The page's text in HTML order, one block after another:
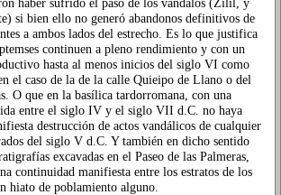
si bien ello no generó abandonos definitivos de
a ambos lados del estrecho. Es lo que justifica
continuen a pleno rendimiento y con un
hasta al menos inicios del siglo VI como
el caso de la de la calle Quieipo de Llano o del
O que en la basílica tardorromana, con una
entre el siglo IV y el siglo VII d.C. no haya
destrucción de actos vandálicos de cualquier
del siglo V d.C. Y también en dicho sentido
excavadas en el Paseo de las Palmeras,
continuidad manifiesta entre los estratos de los
hiato de poblamiento alguno.